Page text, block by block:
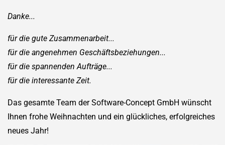
Danke...
für die gute Zusammenarbeit...
für die angenehmen Geschäftsbeziehungen...
für die spannenden Aufträge...
für die interessante Zeit.
Das gesamte Team der Software-Concept GmbH wünscht
Ihnen frohe Weihnachten und ein glückliches, erfolgreiches
neues Jahr!